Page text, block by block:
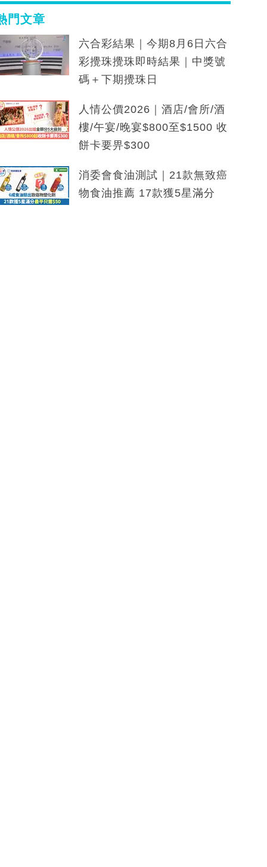
門文章
六合彩結果｜今期8月6日六合
彩攪珠攪珠即時結果｜中獎號
碼＋下期攪珠日
人情公價2026｜酒店/會所/酒
樓/午宴/晚宴$800至$1500 收
餅卡要畀$300
消委會食油測試｜21款無致癌
物食油推薦 17款獲5星滿分